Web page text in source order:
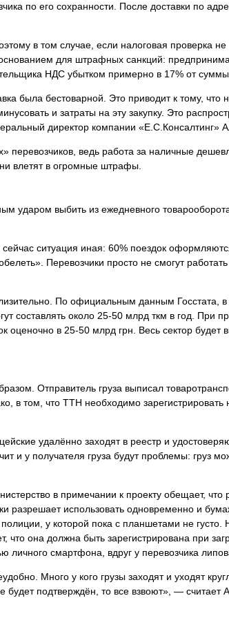
по его сохранности. После доставки по
в том случае, если налоговая проверка
для штрафных санкций:
НДС убытком примерно в 17% от суммы
была бестоварной. Это приводит к тому,
и затраты на эту закупку. Это
директор компании «Е.С.Консалтинг»
ведь работа за наличные
влетят в огромные штрафы.
ударом выбить из ежедневного
ситуация иная: 60% поездок
Перевозчики просто не смогут
По официальным данным Госстата,
составлять около 25-50 млрд ткм в год. При
оценочно в 25-50 млрд грн. Весь сектор будет
Отправитель груза выписал
в том, что ТТН необходимо
удалённо заходят в реестр и
и у получателя груза будут проблемы: груз
в примечании к проекту обещает,
разрешает использовать одновременно и
у которой пока с планшетами не
что она должна быть зарегистрирована при
смартфона, вдруг у перевозчика
Много у кого грузы заходят и уходят
подтверждён, то все взвоют», — считает